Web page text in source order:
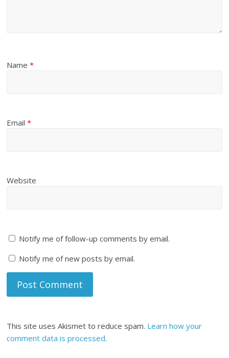
Name*
Email*
Website
Notify me of follow-up comments by email.
Notify me of new posts by email.
This site uses Akismet to reduce spam. Learn how your
comment data is processed.